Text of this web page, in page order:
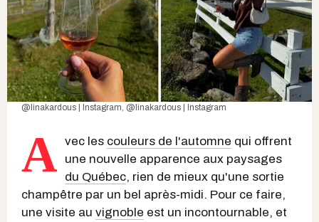
@linakardous | Instagram, @linakardous | Instagram
A vec les couleurs de l'automne qui offrent
une nouvelle apparence aux paysages
du Québec, rien de mieux qu'une sortie
champêtre par un bel après-midi. Pour ce faire,
une visite au vignoble est un incontournable, et